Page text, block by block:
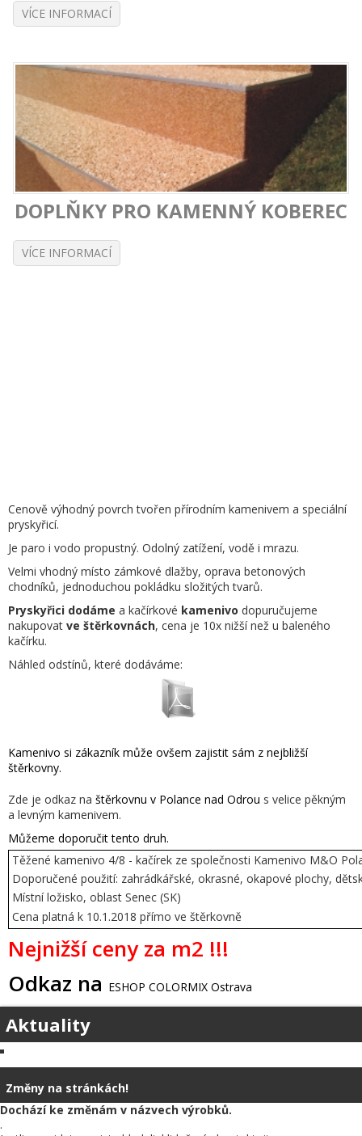
VÍCE INFORMACÍ
DOPLŇKY PRO KAMENNÝ KOBEREC
VÍCE INFORMACÍ
Cenově výhodný povrch tvořen přírodním kamenivem a speciální
pryskyřicí.
Je paro i vodo propustný. Odolný zatížení, vodě i mrazu.
Velmi vhodný místo zámkové dlažby, oprava betonových
chodníků, jednoduchou pokládku složitých tvarů.
Pryskyřici dodáme a kačírkové kamenivo dopuručujeme
nakupovat ve štěrkovnách, cena je 10x nižší než u baleného
kačírku.
Náhled odstínů, které dodáváme:
Kamenivo si zákazník může ovšem zajistit sám z nejbližší
štěrkovny.
Zde je odkaz na štěrkovnu v Polance nad Odrou s velice pěkným
a levným kamenivem.
Můžeme doporučit tento druh.
Těžené kamenivo 4/8 - kačírek ze společnosti Kamenivo M&O
Doporučené použití: zahrádkářské, okrasné, okapové plochy,
Místní ložisko, oblast Senec (SK)
Cena platná k 10.1.2018 přímo ve štěrkovně
Nejnižší ceny za m2 !!!
Odkaz na ESHOP COLORMIX Ostrava
Aktuality
Změny na stránkách!
Dochází ke změnám v názvech výrobků.
.